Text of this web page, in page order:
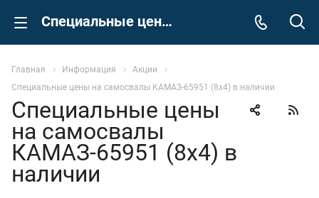
Специальные цены на самосвалы КАМАЗ-65951 (8х4) в наличии
Главная Информация
Акции
Специальные цены на самосвалы КАМАЗ-65951 (8х4) в наличии
Специальные цены
на самосвалы
КАМАЗ-65951 (8х4) в
наличии